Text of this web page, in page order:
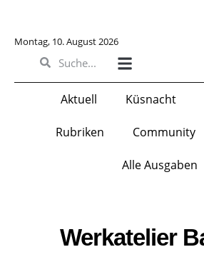
Montag, 10. August 2026
Aktuell Küsnacht
Rubriken Community
Alle Ausgaben
Werkatelier